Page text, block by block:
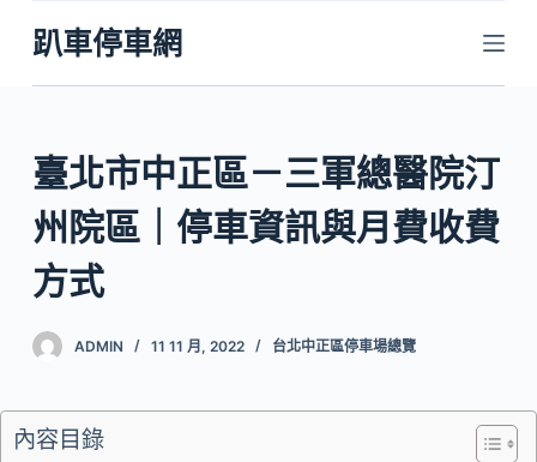
跳
至
主
內
容
趴車停車網
臺北市中正區－三軍總醫院汀
州院區｜停車資訊與月費收費
方式
ADMIN 11 11 月, 2022 台北中正區停車場總覽
內容目錄